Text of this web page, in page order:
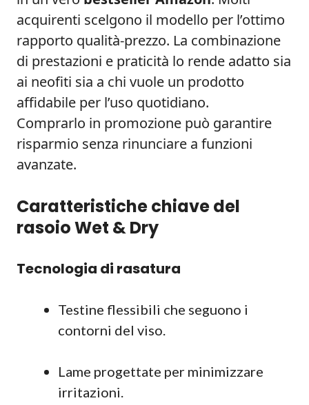
acquirenti scelgono il modello per l’ottimo
rapporto qualità-prezzo. La combinazione
di prestazioni e praticità lo rende adatto sia
ai neofiti sia a chi vuole un prodotto
affidabile per l’uso quotidiano.
Comprarlo in promozione può garantire
risparmio senza rinunciare a funzioni
avanzate.
Caratteristiche chiave del
rasoio Wet & Dry
Tecnologia di rasatura
Testine flessibili che seguono i
contorni del viso.
Lame progettate per minimizzare
irritazioni.